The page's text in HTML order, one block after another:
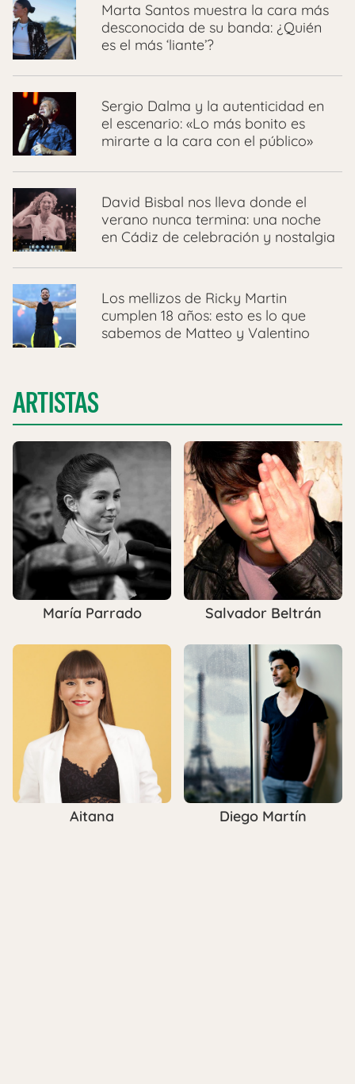
Marta Santos muestra la cara más
desconocida de su banda: ¿Quién
es el más ‘liante’?
Sergio Dalma y la autenticidad en
el escenario: «Lo más bonito es
mirarte a la cara con el público»
David Bisbal nos lleva donde el
verano nunca termina: una noche
en Cádiz de celebración y nostalgia
Los mellizos de Ricky Martin
cumplen 18 años: esto es lo que
sabemos de Matteo y Valentino
ARTISTAS
María Parrado Salvador Beltrán
Aitana Diego Martín